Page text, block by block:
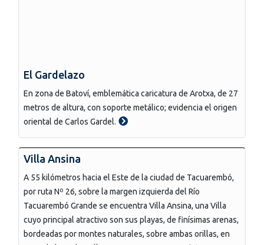
El Gardelazo
En zona de Batoví, emblemática caricatura de Arotxa, de 27
metros de altura, con soporte metálico; evidencia el origen
oriental de Carlos Gardel.
Villa Ansina
A 55 kilómetros hacia el Este de la ciudad de Tacuarembó,
por ruta Nº 26, sobre la margen izquierda del Río
Tacuarembó Grande se encuentra Villa Ansina, una Villa
cuyo principal atractivo son sus playas, de finísimas arenas,
bordeadas por montes naturales, sobre ambas orillas, en